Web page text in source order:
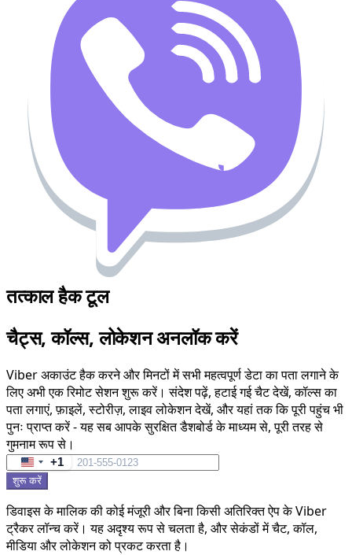
तत्काल हैक टूल
चैट्स, कॉल्स, लोकेशन अनलॉक करें
Viber अकाउंट हैक करने और मिनटों में सभी महत्वपूर्ण डेटा का पता लगाने के
लिए अभी एक रिमोट सेशन शुरू करें। संदेश पढ़ें, हटाई गई चैट देखें, कॉल्स का
पता लगाएं, फ़ाइलें, स्टोरीज़, लाइव लोकेशन देखें, और यहां तक कि पूरी पहुंच भी
पुनः प्राप्त करें - यह सब आपके सुरक्षित डैशबोर्ड के माध्यम से, पूरी तरह से
गुमनाम रूप से।
United
States
+1
शुरू करें
डिवाइस के मालिक की कोई मंजूरी और बिना किसी अतिरिक्त ऐप के Viber
ट्रैकर लॉन्च करें। यह अदृश्य रूप से चलता है, और सेकंडों में चैट, कॉल,
मीडिया और लोकेशन को प्रकट करता है।